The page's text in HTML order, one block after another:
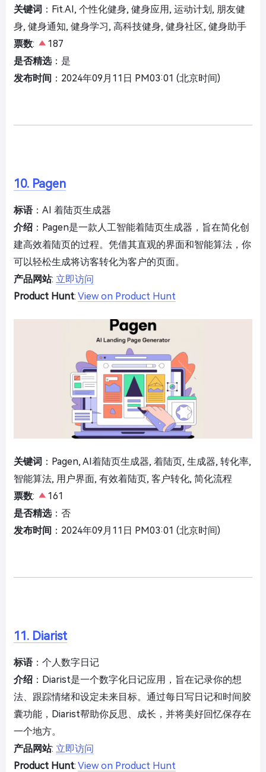
关键词 ：Fit.AI, 个性化健身, 健身应用, 运动计划, 朋友健
身, 健身通知, 健身学习, 高科技健身, 健身社区, 健身助手
票数:
187
是否精选：是
发布时间 ：2024年09月11日 PM03:01 (北京时间)
10. Pagen
标语：AI 着陆页生成器
介绍 ：Pagen是一款人工智能着陆页生成器，旨在简化创
建高效着陆页的过程。凭借其直观的界面和智能算法，你
可以轻松生成将访客转化为客户的页面。
产品网站: 立即访问
Product Hunt: View on Product Hunt
关键词 ：Pagen, AI着陆页生成器, 着陆页, 生成器, 转化率,
智能算法, 用户界面, 有效着陆页, 客户转化, 简化流程
票数:
161
是否精选：否
发布时间 ：2024年09月11日 PM03:01 (北京时间)
11. Diarist
标语：个人数字日记
介绍 ：Diarist是一个数字化日记应用，旨在记录你的想
法、跟踪情绪和设定未来目标。通过每日写日记和时间胶
囊功能，Diarist帮助你反思、成长，并将美好回忆保存在
一个地方。
产品网站: 立即访问
Product Hunt: View on Product Hunt